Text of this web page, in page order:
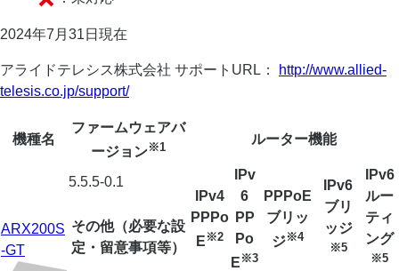
2024年7月31日現在
アライドテレシス株式会社 サポートURL：
http://www.allied-
telesis.co.jp/support/
機種名
ファームウェアバ
ージョン※1
ルーター機能
ARX200S
-GT
5.5.5-0.1
IPv4
PPPo
E ※2
IPv
6
PP
Po
E ※3
PPPoE
ブリッ
ジ※4
IPv6
ブリ
ッジ
※5
IPv6
ルー
ティ
ング
※5
その他（必要な設
定・留意事項等）